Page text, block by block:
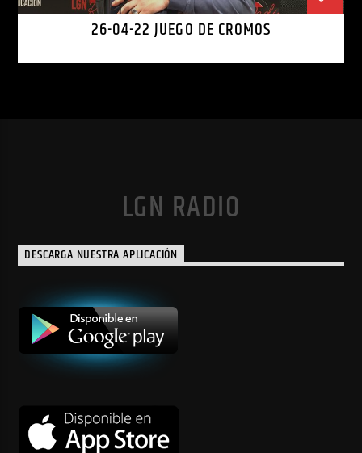
26-04-22 JUEGO DE CROMOS
LGN RADIO
DESCARGA NUESTRA APLICACIÓN